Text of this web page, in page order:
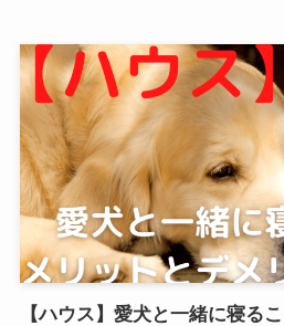
【ハウス】愛犬と一緒に寝る